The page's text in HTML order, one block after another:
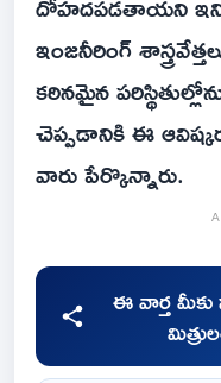
ఇంజనీరింగ్
కఠినమైన
చెప్పడానికి ఈ
వారు పేర్కొన్నారు.
ఈ వార్త మీకు